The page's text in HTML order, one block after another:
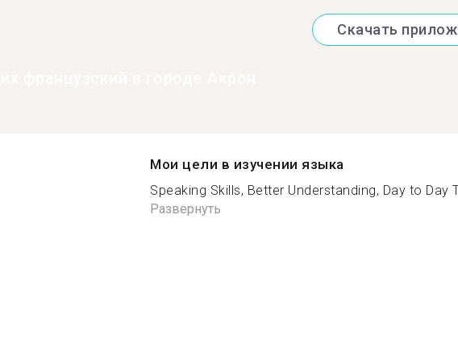
Скачать
Мои цели в изучении языка
Speaking Skills, Better Understanding, Day to Day
Развернуть